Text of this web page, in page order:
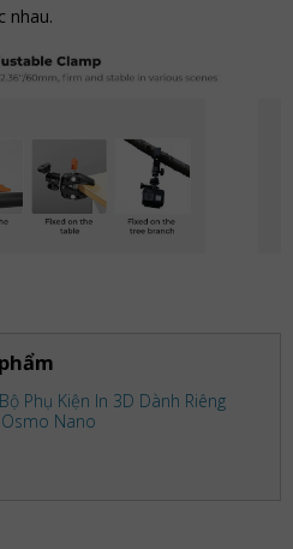
nhau.
Phụ Kiện In 3D Dành Riêng
Osmo Nano